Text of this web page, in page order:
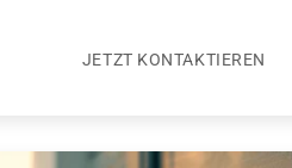
JETZT KONTAKTIEREN